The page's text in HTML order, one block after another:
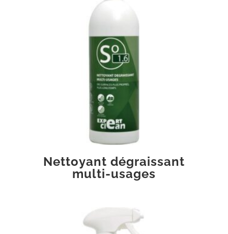
Nettoyant dégraissant
multi-usages